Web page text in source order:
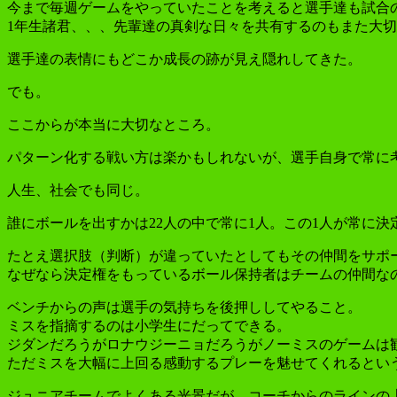
今まで毎週ゲームをやっていたことを考えると選手達も試
1年生諸君、、、先輩達の真剣な日々を共有するのもまた大
選手達の表情にもどこか成長の跡が見え隠れしてきた。
でも。
ここからが本当に大切なところ。
パターン化する戦い方は楽かもしれないが、選手自身で常に
人生、社会でも同じ。
誰にボールを出すかは22人の中で常に1人。この1人が常に
たとえ選択肢（判断）が違っていたとしてもその仲間をサ
なぜなら決定権をもっているボール保持者はチームの仲間な
ベンチからの声は選手の気持ちを後押ししてやること。
ミスを指摘するのは小学生にだってできる。
ジダンだろうがロナウジーニョだろうがノーミスのゲーム
ただミスを大幅に上回る感動するプレーを魅せてくれるとい